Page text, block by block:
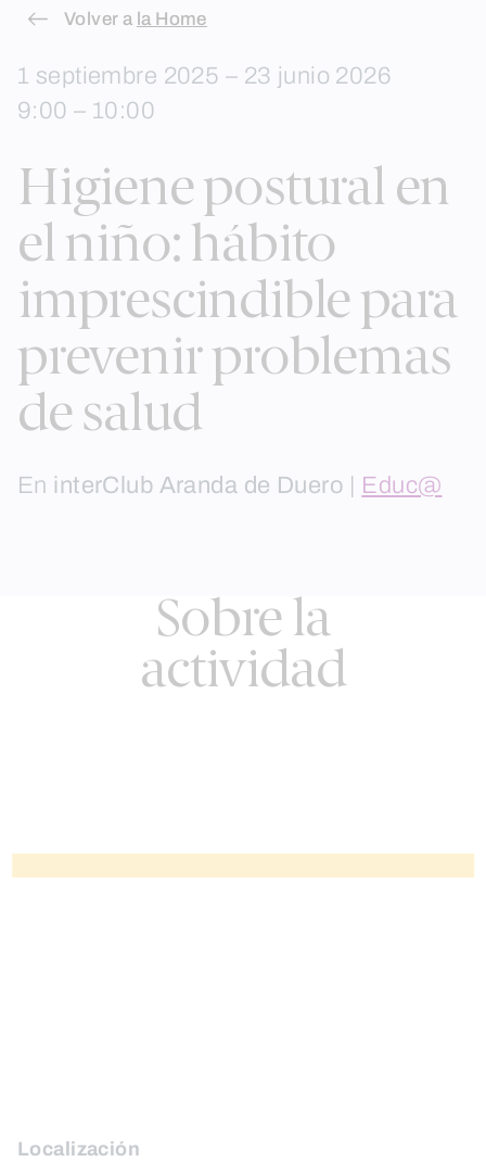
Skip
content
Volver a la Home
1 septiembre 2025 – 23 junio 2026
9:00 – 10:00
Higiene postural en
el niño: hábito
imprescindible para
prevenir problemas
de salud
En interClub Aranda de Duero Educ@
Sobre la
actividad
Localización